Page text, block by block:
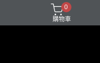
0
購物車